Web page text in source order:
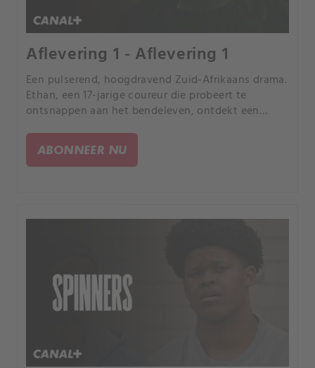
Aflevering 1 - Aflevering 1
Een pulserend, hoogdravend Zuid-Afrikaans drama.
Ethan, een 17-jarige coureur die probeert te
ontsnappen aan het bendeleven, ontdekt een
motorsport.
ABONNEER NU